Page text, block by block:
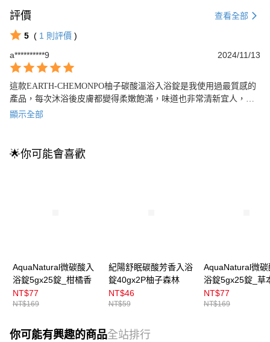
評價 查看全部
5 ( 1 則評價 )
a**********9
2024/11/13
這款EARTH-CHEMONPO柚子碳酸溫浴入浴錠是我使用過最質感的
產品，每次沐浴後皮膚都變得柔嫩飽滿，味道也非常清新宜人，讓
我每次都愛不釋手~絕對值得推薦！
顯示全部
🌟你可能會喜歡
AquaNatural微碳酸入
浴錠5gx25錠_柑橘香
NT$77
NT$169
紀陽舒眠碳酸芳香入浴
錠40gx2P柚子森林
NT$46
NT$59
AquaNatural微碳
浴錠5gx25錠_草
NT$77
NT$169
你可能有興趣的商品全站排行